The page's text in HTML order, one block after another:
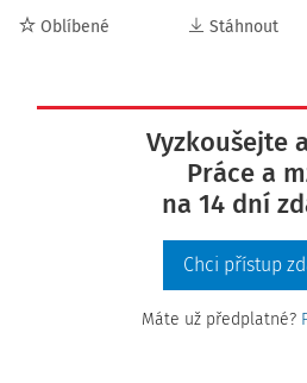
Oblíbené Stáhnout
Vyzkoušejte
Práce a
na 14 dní
Chci přístup
Máte už předplatné?